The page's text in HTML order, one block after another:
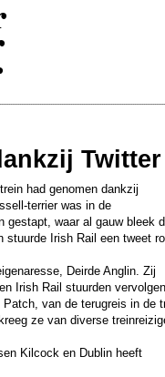
blijkt dealer»
Twitter
had genomen dankzij
terrier was in de
gestapt, waar al gauw bleek
stuurde Irish Rail een tweet
Deirde Anglin. Zij
Irish Rail stuurden
van de terugreis in de
ze van diverse
Kilcock en Dublin heeft